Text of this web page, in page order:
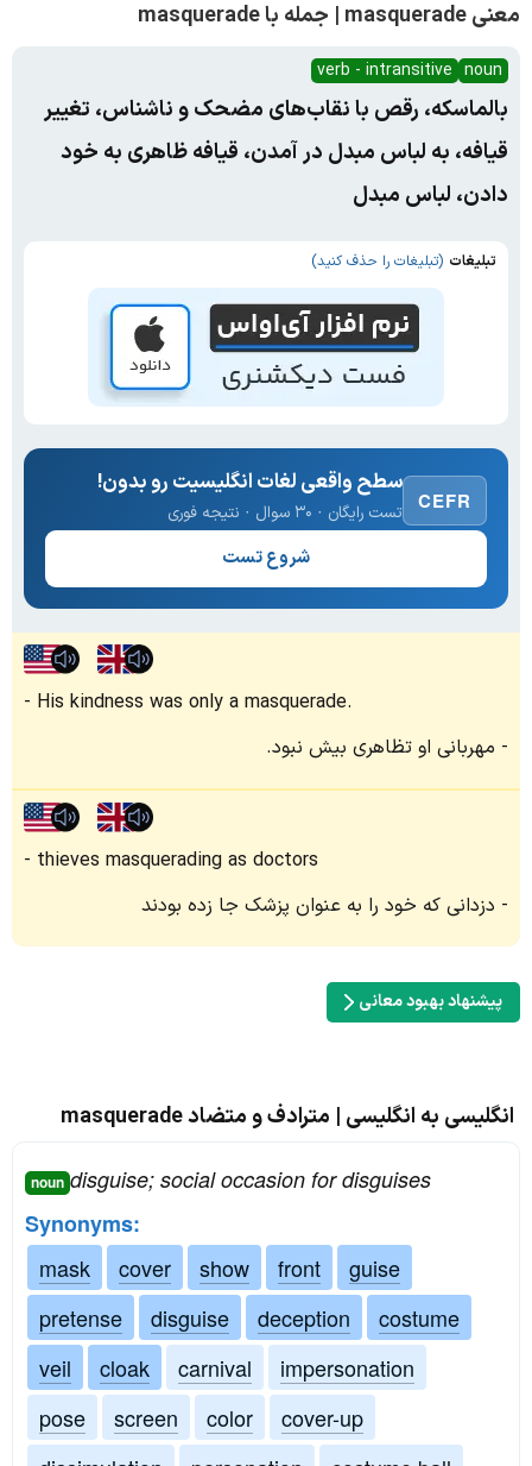
معنی masquerade | جمله با masquerade
noun
verb - intransitive
بالماسکه، رقص با نقاب‌های مضحک و ناشناس، تغییر
قیافه، به لباس مبدل در آمدن، قیافه ظاهری به خود
دادن، لباس مبدل
تبلیغات (تبلیغات را حذف کنید)
CEFR
سطح واقعی لغات انگلیسیت رو بدون!
تست رایگان · ۳۰ سوال · نتیجه فوری
شروع تست
His kindness was only a masquerade.
مهربانی او تظاهری بیش نبود.
thieves masquerading as doctors
دزدانی که خود را به عنوان پزشک جا زده بودند
پیشنهاد بهبود معانی
انگلیسی به انگلیسی | مترادف و متضاد masquerade
noun disguise; social occasion for disguises
Synonyms:
mask
cover show front
guise
pretense
disguise deception
costume
veil
cloak carnival
impersonation
pose
screen color
cover-up